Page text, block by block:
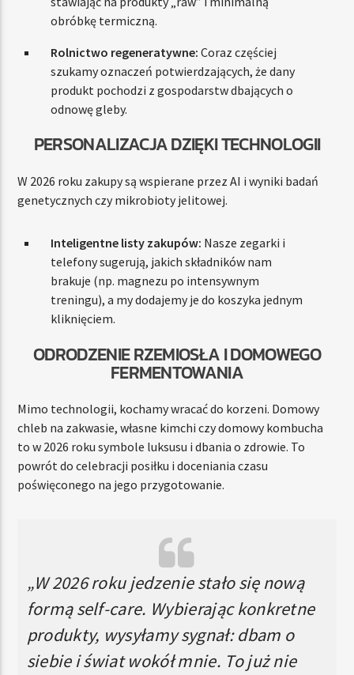
obróbkę termiczną.
Rolnictwo regeneratywne: Coraz częściej
szukamy oznaczeń potwierdzających, że dany
produkt pochodzi z gospodarstw dbających o
odnowę gleby.
PERSONALIZACJA DZIĘKI TECHNOLOGII
W 2026 roku zakupy są wspierane przez AI i wyniki badań
genetycznych czy mikrobioty jelitowej.
Inteligentne listy zakupów: Nasze zegarki i
telefony sugerują, jakich składników nam
brakuje (np. magnezu po intensywnym
treningu), a my dodajemy je do koszyka jednym
kliknięciem.
ODRODZENIE RZEMIOSŁA I DOMOWEGO
FERMENTOWANIA
Mimo technologii, kochamy wracać do korzeni. Domowy
chleb na zakwasie, własne kimchi czy domowy kombucha
to w 2026 roku symbole luksusu i dbania o zdrowie. To
powrót do celebracji posiłku i doceniania czasu
poświęconego na jego przygotowanie.
„W 2026 roku jedzenie stało się nową
formą self-care. Wybierając konkretne
produkty, wysyłamy sygnał: dbam o
siebie i świat wokół mnie. To już nie